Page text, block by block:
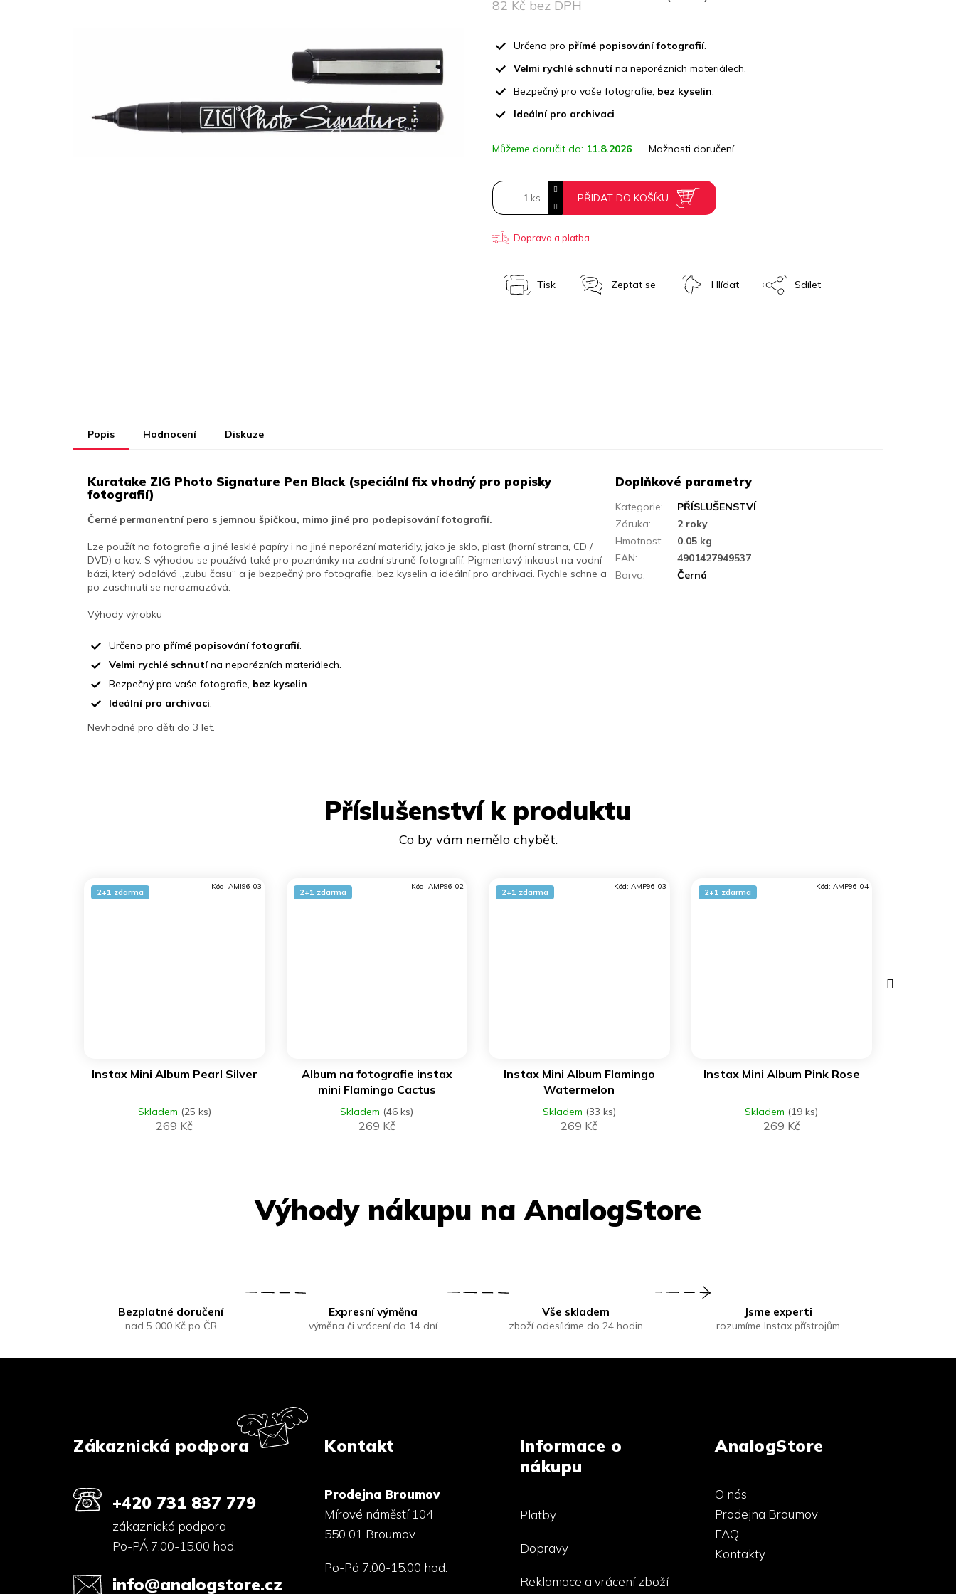
z
82 Kč bez DPH
cena:
Můžeme doručit do: 11.8.2026 Možnosti doručení
PŘIDAT DO KOŠÍKU
Určeno pro přímé popisování fotografií.
Velmi rychlé schnutína neporézních materiálech.
Bezpečný pro vaše fotografie, bez kyselin.
Ideální pro archivaci.
Doprava a platba
Tisk Zeptat se Hlídat Sdílet
Bezplatné doručení
nad 5 000 Kč po ČR
Expresní výměna
výměna či vrácení do 14 dní
Vše skladem
zboží odesíláme do 24 hodin
Jsme experti
rozumíme Instax přístrojům
Příslušenství k produktu
2+1 zdarma
Instax Mini Album Pearl Silver
Skladem (25 ks)
269 Kč
Kód: AMI96-03
2+1 zdarma
Album na fotografie instax
mini Flamingo Cactus
Skladem (46 ks)
269 Kč
Kód: AMP96-02
2+1 zdarma
Instax Mini Album Flamingo
Watermelon
Skladem (33 ks)
269 Kč
Kód: AMP96-03
2+1 zdarma
Instax Mini Album Pink Rose
Skladem (19 ks)
269 Kč
Kód: AMP96-04
produkt
Popis Hodnocení Diskuze
Kuratake ZIG Photo Signature Pen Black (speciální fix vhodný pro popisky
fotografií)
Černé permanentní pero s jemnou špičkou, mimo jiné pro podepisování fotografií.
Lze použít na fotografie a jiné lesklé papíry i na jiné neporézní materiály, jako je sklo, plast (horní strana, CD /
DVD) a kov. S výhodou se používá také pro poznámky na zadní straně fotografií. Pigmentový inkoust na vodní
bázi, který odolává „zubu času“ a je bezpečný pro fotografie, bez kyselin a ideální pro archivaci. Rychle schne a
po zaschnutí se nerozmazává.
Výhody výrobku
Určeno pro přímé popisování fotografií.
Velmi rychlé schnutína neporézních materiálech.
Bezpečný pro vaše fotografie, bez kyselin.
Ideální pro archivaci.
Nevhodné pro děti do 3 let.
Doplňkové parametry
Kategorie:
PŘÍSLUŠENSTVÍ
Záruka:
2 roky
Hmotnost:
0.05 kg
EAN:
4901427949537
Barva: Černá
Zákaznická podpora
+420 731 837 779
zákaznická podpora
Po-PÁ 7.00-15.00 hod.
info@analogstore.cz
Kontakt
Prodejna Broumov
Mírové náměstí 104
550 01 Broumov
Po-Pá 7.00-15.00 hod.
Informace o
nákupu
Platby
Dopravy
Reklamace a vrácení zboží
AnalogStore
O nás
Prodejna Broumov
FAQ
Kontakty